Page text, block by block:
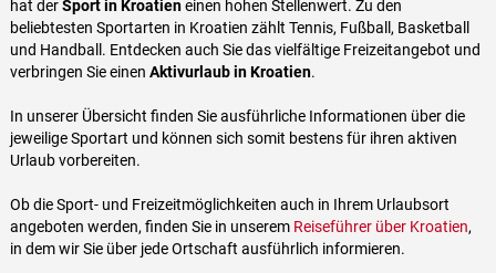
hat derSport in Kroatieneinen hohen Stellenwert. Zu den
beliebtesten Sportarten in Kroatien zählt Tennis, Fußball, Basketball
und Handball. Entdecken auch Sie das vielfältige Freizeitangebot und
verbringen Sie einen Aktivurlaub in Kroatien.
In unserer Übersicht finden Sie ausführliche Informationen über die
jeweilige Sportart und können sich somit bestens für ihren aktiven
Urlaub vorbereiten.
Ob die Sport- und Freizeitmöglichkeiten auch in Ihrem Urlaubsort
angeboten werden, finden Sie in unserem Reiseführer über Kroatien,
in dem wir Sie über jede Ortschaft ausführlich informieren.